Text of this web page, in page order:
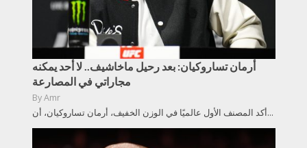
أرمان تساروكيان: بعد رحيل ماخاشيف.. لا أحد يمكنه
مجاراتي في المصارعة
ByAmr
أكد المصنف الأول عالميًا في الوزن الخفيف، أرمان تساروكيان، أن...